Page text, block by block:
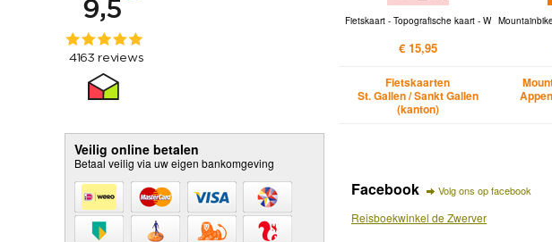
Veilig online betalen
Betaal veilig via uw eigen bankomgeving
Fietskaart - Topografische kaart - W
€ 15,95
Fietskaarten
St. Gallen / Sankt Gallen
(kanton)
Facebook Volg ons op facebook
Reisboekwinkel de Zwerver